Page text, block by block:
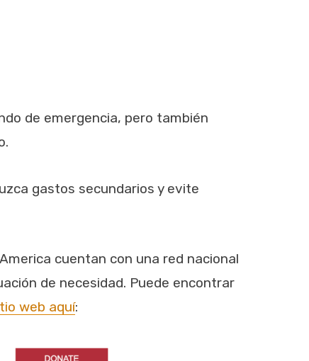
de emergencia, pero también
gastos secundarios y evite
cuentan con una red nacional
de necesidad. Puede encontrar
web aquí: